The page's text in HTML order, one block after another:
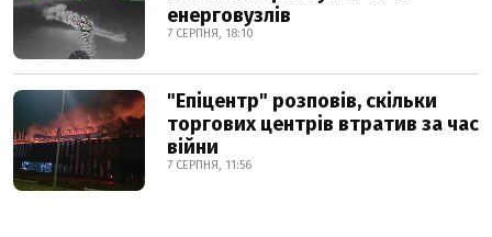
енерговузлів
7 СЕРПНЯ, 18:10
"Епіцентр" розповів, скільки
торгових центрів втратив за час
війни
7 СЕРПНЯ, 11:56